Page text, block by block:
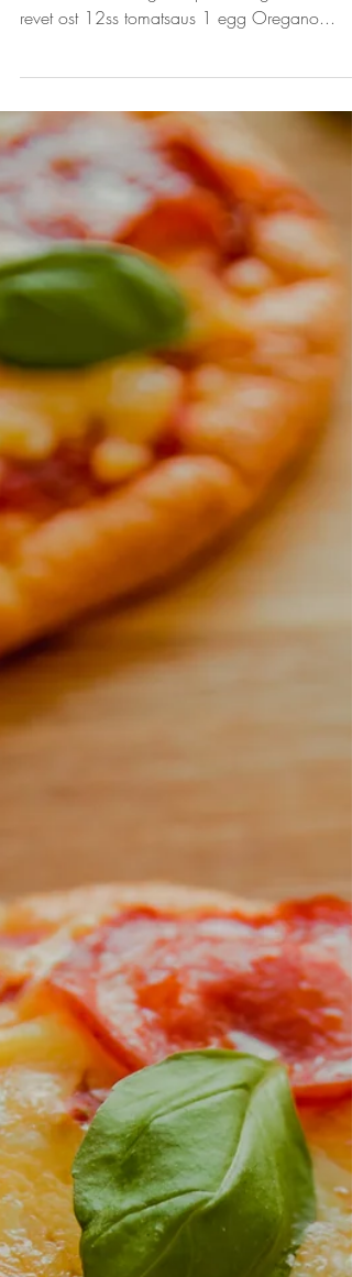
Innbakt pizza. 2 porsjoner. Ingredienser -
revet ost 12ss tomatsaus 1 egg Oregano...